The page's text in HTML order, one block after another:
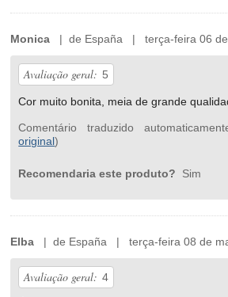
Monica | de España | terça-feira 06 de
Avaliação geral: 5
Cor muito bonita, meia de grande
Comentário traduzido
original)
Recomendaria este produto? Sim
Elba | de España | terça-feira 08 de
Avaliação geral: 4